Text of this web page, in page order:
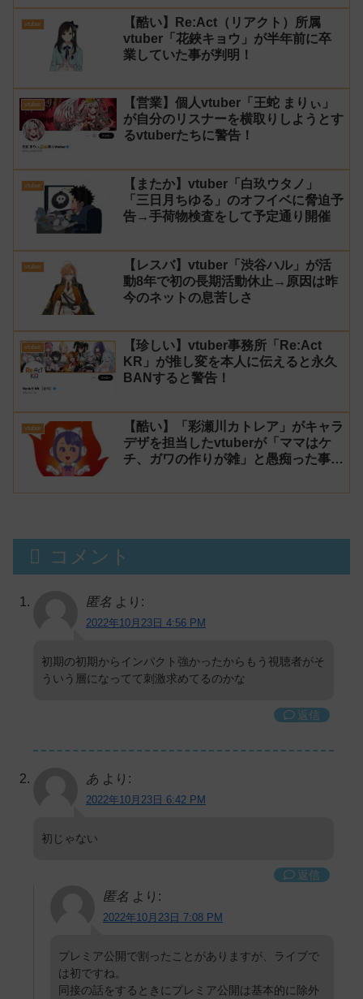
vtuber
【酷い】Re:Act（リアクト）所属
vtuber「花鋏キョウ」が半年前に卒
業していた事が判明！
vtuber
【営業】個人vtuber「王蛇 まりぃ」
が自分のリスナーを横取りしようとす
るvtuberたちに警告！
vtuber
【またか】vtuber「白玖ウタノ」
「三日月ちゆる」のオフイベに脅迫予
告→手荷物検査をして予定通り開催
vtuber
【レスバ】vtuber「渋谷ハル」が活
動8年で初の長期活動休止→原因は昨
今のネットの息苦しさ
vtuber
【珍しい】vtuber事務所「Re:Act
KR」が推し変を本人に伝えると永久
BANすると警告！
vtuber
【酷い】「彩瀬川カトレア」がキャラ
デザを担当したvtuberが「ママはケ
チ、ガワの作りが雑」と愚痴った事が
コメント
匿名 より:
2022年10月23日 4:56 PM
初期の初期からインパクト強かったからもう視聴者がそ
ういう層になってて刺激求めてるのかな
返信
あ より:
2022年10月23日 6:42 PM
初じゃない
返信
匿名 より:
2022年10月23日 7:08 PM
プレミア公開で割ったことがありますが、ライブで
は初ですね。
同接の話をするときにプレミア公開は基本的に除外